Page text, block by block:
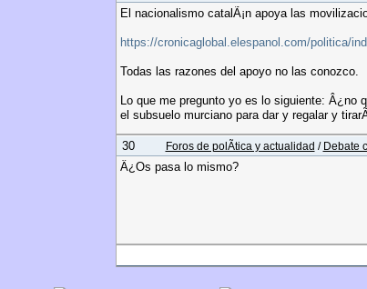
El nacionalismo catalÃ¡n apoya las
https://cronicaglobal.elespanol.com/politica/
Todas las razones del apoyo no las conozco.
Lo que me pregunto yo es lo siguiente:
el subsuelo murciano para dar y regalar y
30 Foros de polÃ­tica y actualidad / Debate
Â¿Os pasa lo mismo?